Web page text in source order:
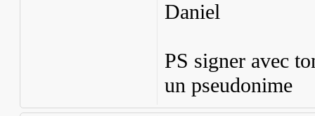
Daniel
PS signer avec
un pseudonime